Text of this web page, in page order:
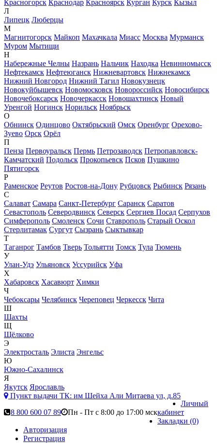
Красногорск Краснодар Красноярск Курган Курск Кызыл
Л
Липецк Люберцы
М
Магнитогорск Майкоп Махачкала Миасс Москва Мурманск
Муром Мытищи
Н
Набережные Челны Назрань Нальчик Находка Невинномысск
Нефтекамск Нефтеюганск Нижневартовск Нижнекамск
Нижний Новгород Нижний Тагил Новокузнецк
Новокуйбышевск Новомосковск Новороссийск Новосибирск
Новочебоксарск Новочеркасск Новошахтинск Новый
Уренгой Ногинск Норильск Ноябрьск
О
Обнинск Одинцово Октябрьский Омск Оренбург Орехово-
Зуево Орск Орёл
П
Пенза Первоуральск Пермь Петрозаводск Петропавловск-
Камчатский Подольск Прокопьевск Псков Пушкино
Пятигорск
Р
Раменское Реутов Ростов-на-Дону Рубцовск Рыбинск Рязань
С
Салават Самара Санкт-Петербург Саранск Саратов
Севастополь Северодвинск Северск Сергиев Посад Серпухов
Симферополь Смоленск Сочи Ставрополь Старый Оскол
Стерлитамак Сургут Сызрань Сыктывкар
Т
Таганрог Тамбов Тверь Тольятти Томск Тула Тюмень
У
Улан-Удэ Ульяновск Уссурийск Уфа
Х
Хабаровск Хасавюрт Химки
Ч
Чебоксары Челябинск Череповец Черкесск Чита
Ш
Шахты
Щ
Щёлково
Э
Электросталь Элиста Энгельс
Ю
Южно-Сахалинск
Я
Якутск Ярославль
Пункт выдачи ТК: им Шейха Али Митаева ул, д.85
8 800 600 07 89
Пн - Пт с 8:00 до 17:00 мск
Личный
кабинет
Закладки (0)
Авторизация
Регистрация